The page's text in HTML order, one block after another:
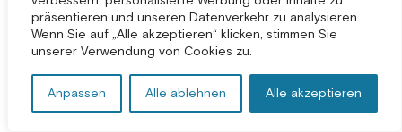
präsentieren und unseren Datenverkehr zu analysieren.
Wenn Sie auf „Alle akzeptieren“ klicken, stimmen Sie
unserer Verwendung von Cookies zu.
Anpassen Alle ablehnen Alle akzeptieren
KOSTENLOSE BERATUNG *
und Cyber ​​Monday
Black Friday und Cyber ​​Monday Checkliste für
Inventar und Daten
Black Friday und Cyber ​​Monday Ideen für Design
und Präsentation